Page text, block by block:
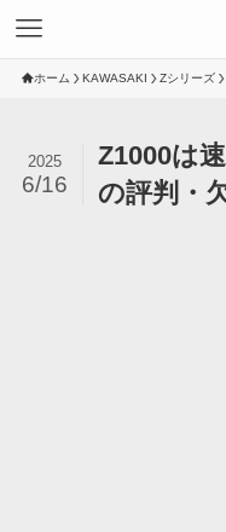
ホーム KAWASAKI Zシリーズ
Z1000は
の評判・
2025
6/16